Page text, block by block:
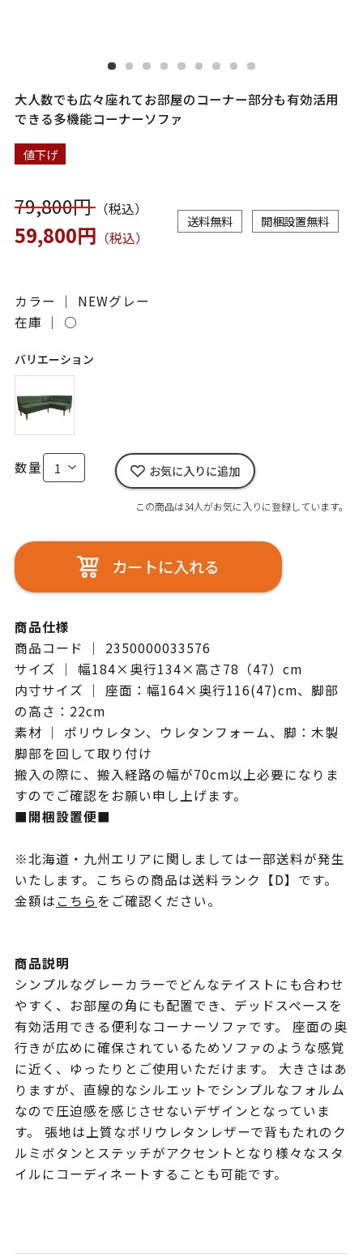
大人数でも広々座れてお部屋のコーナー部分も有効活用
できる多機能コーナーソファ
値下げ
79,800円（税込）
59,800円 （税込）
送料無料 開梱設置無料
カラー ｜ NEWグレー
在庫 ｜ ○
バリエーション
数量 お気に入りに追加
この商品は34人がお気に入りに登録しています。
カートに入れる
商品仕様
商品コード ｜ 2350000033576
サイズ ｜ 幅184×奥行134×高さ78（47）cm
内寸サイズ ｜ 座面：幅164×奥行116(47)cm、脚部
の高さ：22cm
素材 ｜ ポリウレタン、ウレタンフォーム、脚：木製
脚部を回して取り付け
搬入の際に、搬入経路の幅が70cm以上必要になりま
すのでご確認をお願い申し上げます。
■開梱設置便■
※北海道・九州エリアに関しましては一部送料が発生
いたします。こちらの商品は送料ランク【D】です。
金額はこちらをご確認ください。
商品説明
シンプルなグレーカラーでどんなテイストにも合わせ
やすく、お部屋の角にも配置でき、デッドスペースを
有効活用できる便利なコーナーソファです。 座面の奥
行きが広めに確保されているためソファのような感覚
に近く、ゆったりとご使用いただけます。 大きさはあ
りますが、直線的なシルエットでシンプルなフォルム
なので圧迫感を感じさせないデザインとなっていま
す。 張地は上質なポリウレタンレザーで背もたれのク
ルミボタンとステッチがアクセントとなり様々なスタ
イルにコーディネートすることも可能です。